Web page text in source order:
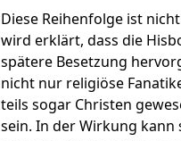
Diese Reihenfolge ist
wird erklärt, dass die
spätere Besetzung
nicht nur religiöse
teils sogar Christen
sein. In der Wirkung kann